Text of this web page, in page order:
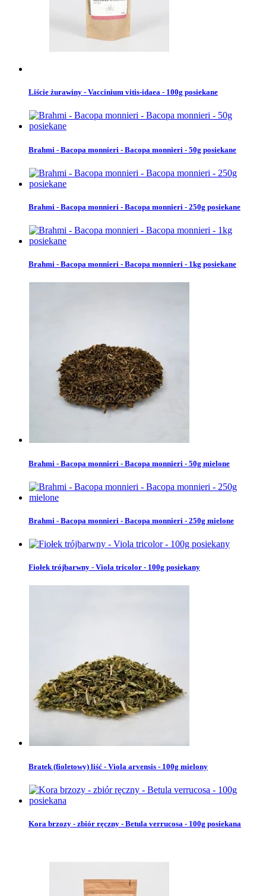
Liście żurawiny - Vaccinium vitis-idaea - 100g posiekane
Brahmi - Bacopa monnieri - Bacopa monnieri - 50g posiekane
Brahmi - Bacopa monnieri - Bacopa monnieri - 250g posiekane
Brahmi - Bacopa monnieri - Bacopa monnieri - 1kg posiekane
Brahmi - Bacopa monnieri - Bacopa monnieri - 50g mielone
Brahmi - Bacopa monnieri - Bacopa monnieri - 250g mielone
Fiołek trójbarwny - Viola tricolor - 100g posiekany
Bratek (fioletowy) liść - Viola arvensis - 100g mielony
Kora brzozy - zbiór ręczny - Betula verrucosa - 100g posiekana